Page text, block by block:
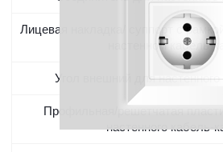
Лицевая накладка/ суппорт с
настенном кабель-
Угол внешний для
Профильная/решетчатая
настенного кабель-